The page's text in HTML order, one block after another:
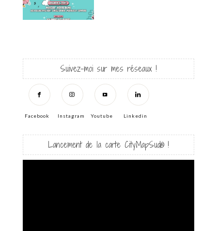
Suivez-moi sur mes réseaux !
Facebook Instagram Youtube Linkedin
Lancement de la carte CityMapSud® !